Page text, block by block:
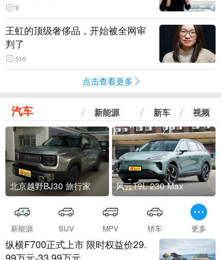
9
王虹的顶级奢侈品，开始被全网审
判了
516
点击查看更多
汽车 新能源 新车 视频
北京越野BJ30 旅行家 风云T9L 230 Max
新能源 SUV MPV 轿车 更多
纵横F700正式上市 限时权益价29.